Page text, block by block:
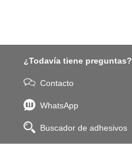
¿Todavía tiene preguntas?
Contacto
WhatsApp
Buscador de adhesivos